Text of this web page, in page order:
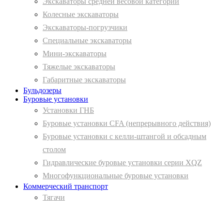
Колесные экскаваторы
Экскаваторы-погрузчики
Специальные экскаваторы
Мини-экскаваторы
Тяжелые экскаваторы
Габаритные экскаваторы
Бульдозеры
Буровые установки
Установки ГНБ
Буровые установки CFA (непрерывного действия)
Буровые установки с келли-штангой и обсадным
столом
Гидравлические буровые установки серии XQZ
Многофункциональные буровые установки
Коммерческий транспорт
Тягачи